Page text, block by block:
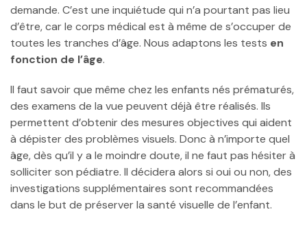
demande. C’est une inquiétude qui n’a pourtant pas lieu
d’être, car le corps médical est à même de s’occuper de
toutes les tranches d’âge. Nous adaptons les tests en
fonction de l’âge.
Il faut savoir que même chez les enfants nés prématurés,
des examens de la vue peuvent déjà être réalisés. Ils
permettent d’obtenir des mesures objectives qui aident
à dépister des problèmes visuels. Donc à n’importe quel
âge, dès qu’il y a le moindre doute, il ne faut pas hésiter à
solliciter son pédiatre. Il décidera alors si oui ou non, des
investigations supplémentaires sont recommandées
dans le but de préserver la santé visuelle de l’enfant.